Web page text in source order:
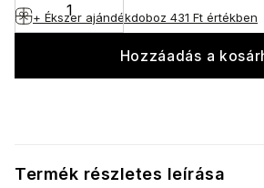
Hozzáadás a
+ Ékszer ajándékdoboz 431 Ft értékben
Termék részletes leírása